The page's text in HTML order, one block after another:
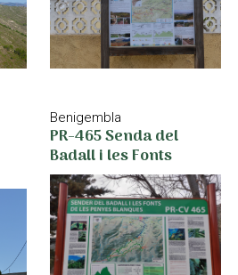
Benigembla
PR-465 Senda del
Badall i les Fonts